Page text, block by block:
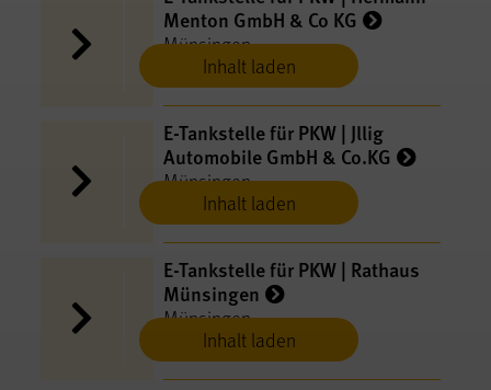
Inhalt laden
Menton GmbH & Co KG
Münsingen
Inhalt laden
E-​Tankstelle für PKW | Jllig
Automobile GmbH & Co.KG
Münsingen
Inhalt laden
E-​Tankstelle für PKW | Rathaus
Münsingen
Münsingen